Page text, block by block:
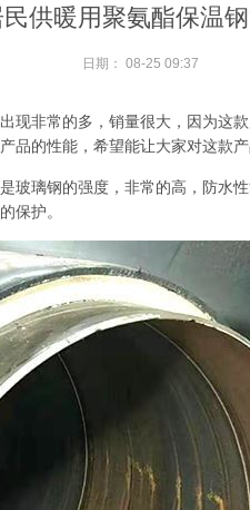
民供暖用聚氨酯保温
日期： 08-25 09:37
现非常的多，销量很大，因为这
品的性能，希望能让大家对这款产
玻璃钢的强度，非常的高，防水
保护。